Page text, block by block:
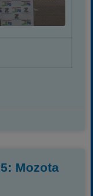
2022
Mozota